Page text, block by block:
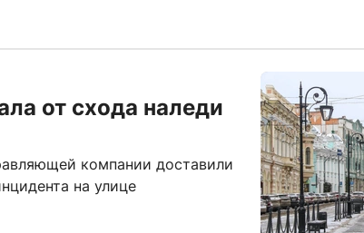
от схода наледи
компании доставили
на улице